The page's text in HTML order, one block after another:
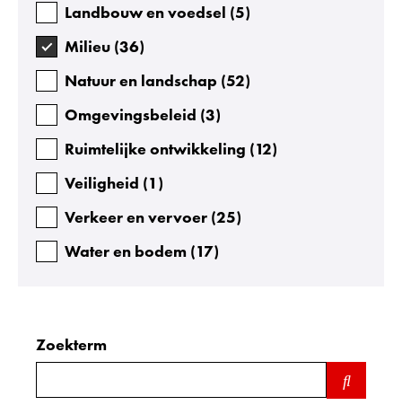
Landbouw en voedsel (5)
Milieu (36)
Natuur en landschap (52)
Omgevingsbeleid (3)
Ruimtelijke ontwikkeling (12)
Veiligheid (1 )
Verkeer en vervoer (25)
Water en bodem (17)
Zoeken
de
Zoekterm